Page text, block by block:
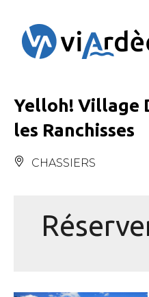
Yelloh! Village
les Ranchisses
CHASSIERS